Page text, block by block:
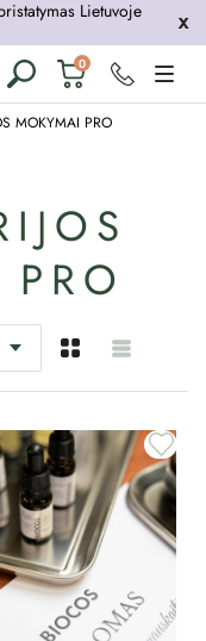
Lietuvoje
0 Krepšelis
tuščias
MOKYMAI PRO